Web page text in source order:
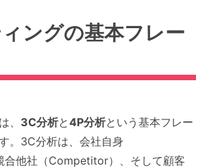
ングの基本フレー
、 3C分析と4P分析という基本フレー
。3C分析は、会社自身
合他社（Competitor）、そして顧客